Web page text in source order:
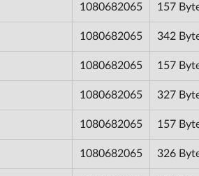
1080682065 157
1080682065 342
1080682065 157
1080682065 327
1080682065 157
1080682065 326